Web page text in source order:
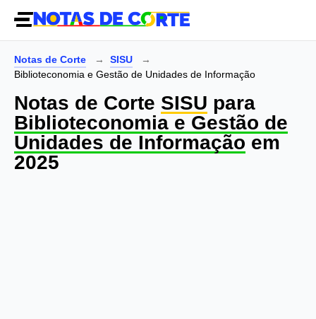
Notas de Corte
SISU
Biblioteconomia e Gestão de Unidades de Informação
Notas de Corte SISU para
Biblioteconomia e Gestão de
Unidades de Informação em
2025